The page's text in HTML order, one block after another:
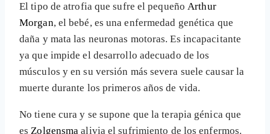
El tipo de atrofia que sufre el pequeñoArthur
Morgan, el bebé, es una enfermedad genética que
daña y mata las neuronas motoras. Es incapacitante
ya que impide el desarrollo adecuado de los
músculos y en su versión más severa suele causar la
muerte durante los primeros años de vida.
No tiene cura y se supone que la terapia génica que
esZolgensma alivia el sufrimiento de los enfermos.